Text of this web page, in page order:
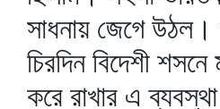
সাধনায় জেগে
চিরদিন বিদেশী
করে রাখার এ